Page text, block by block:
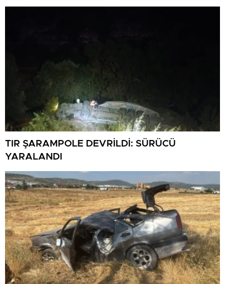
TIR ŞARAMPOLE DEVRİLDİ: SÜRÜCÜ
YARALANDI